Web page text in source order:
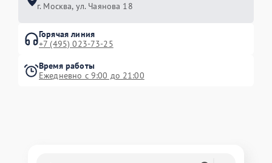
г. Москва, ул. Чаянова 18
Горячая линия
+7 (495) 023-73-25
Время работы
Ежедневно с 9:00 до 21:00